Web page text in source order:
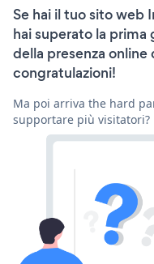
Se hai il tuo sito web
hai superato la prima
della presenza
congratulazioni!
Ma poi arriva the hard
supportare più visitatori?